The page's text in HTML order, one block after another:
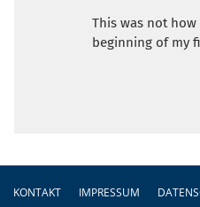
This was not
beginning of my
Fußzeile
KONTAKT IMPRESSUM